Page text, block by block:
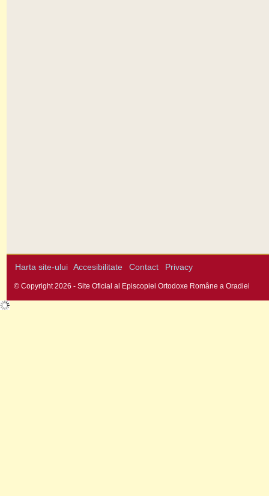
Harta site-ului Accesibilitate Contact Privacy
© Copyright 2026 - Site Oficial al Episcopiei Ortodoxe Române a Oradiei